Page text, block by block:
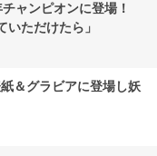
ャンピオンに登場！
いただけたら」
＆グラビアに登場し妖